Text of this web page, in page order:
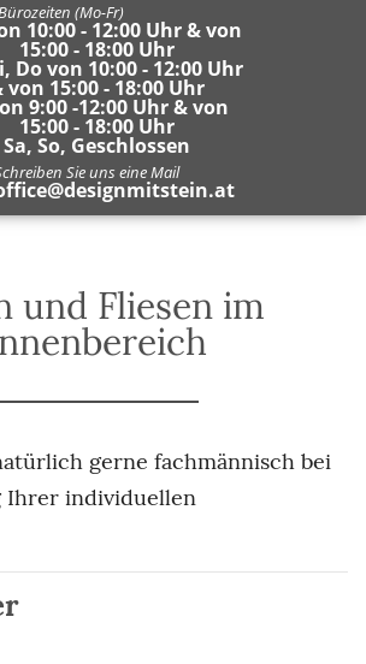
(Mo-Fr)
10:00 - 12:00 Uhr & von
15:00 - 18:00 Uhr
Do von 10:00 - 12:00 Uhr
von 15:00 - 18:00 Uhr
9:00 -12:00 Uhr & von
15:00 - 18:00 Uhr
Sa, So, Geschlossen
Sie uns eine Mail
und Fliesen im
gerne fachmännisch bei
Ihrer individuellen